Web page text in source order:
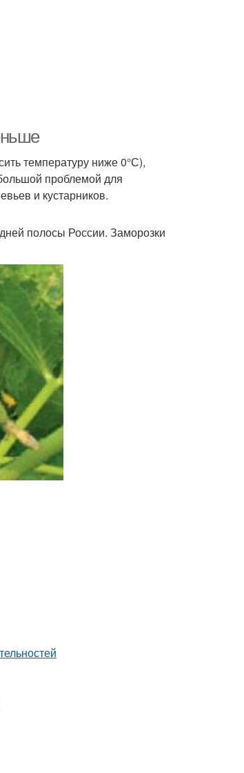
температуру ниже 0°С),
проблемой для
и кустарников.
полосы России. Заморозки